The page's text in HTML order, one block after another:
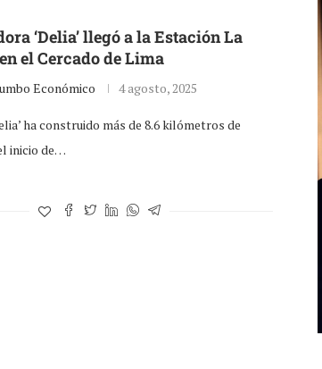
‘Delia’ llegó a la Estación La
el Cercado de Lima
Económico 4 agosto, 2025
ha construido más de 8.6 kilómetros de
inicio de…